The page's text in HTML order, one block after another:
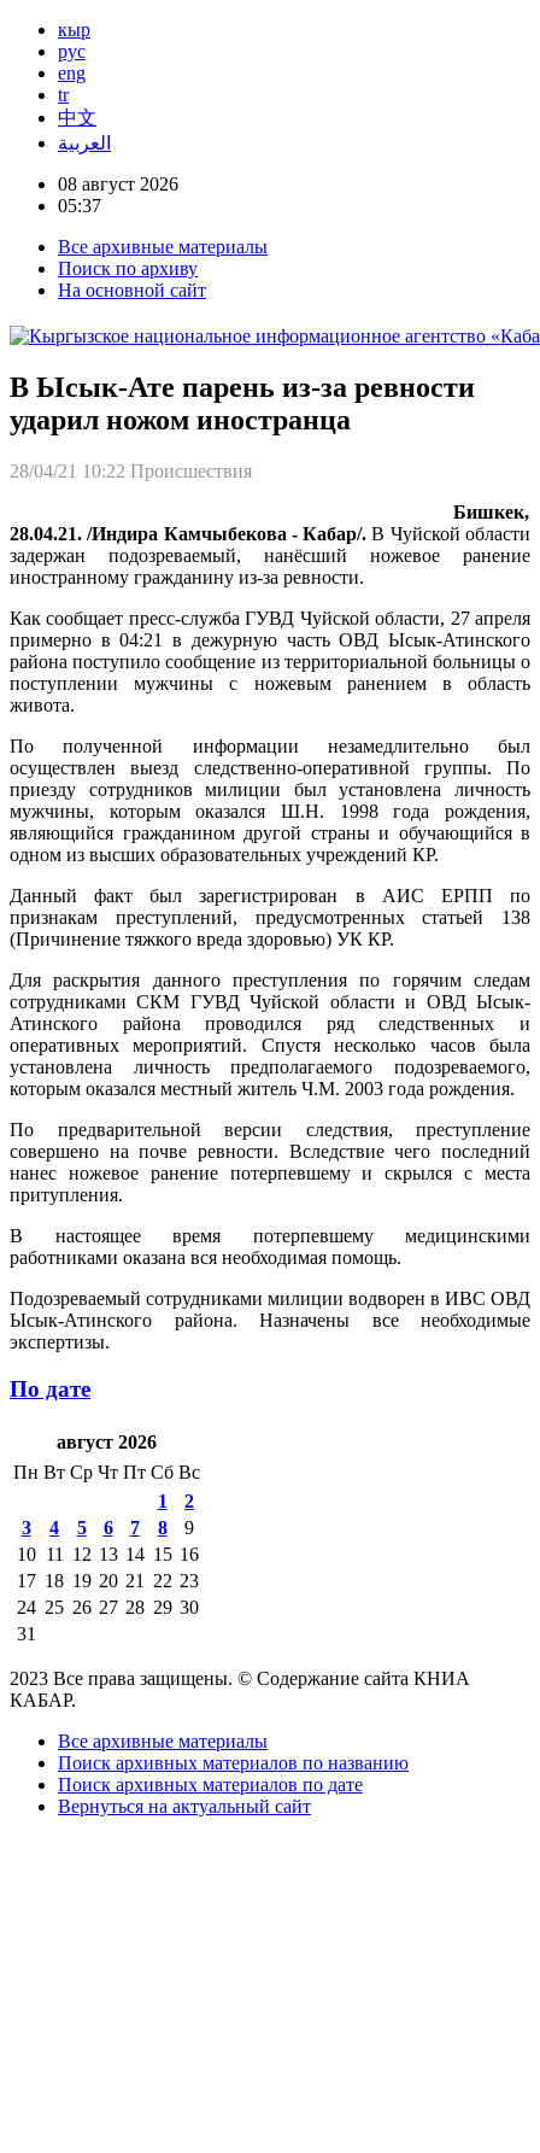
кыр
рус
eng
tr
中文
العربية
08 август 2026
05:37
Все архивные материалы
Поиск по архиву
На основной сайт
В Ысык-Ате парень из-за ревности
ударил ножом иностранца
28/04/21 10:22 Происшествия
Бишкек,
28.04.21. /Индира Камчыбекова - Кабар/. В Чуйской области
задержан подозреваемый, нанёсший ножевое ранение
иностранному гражданину из-за ревности.
Как сообщает пресс-служба ГУВД Чуйской области, 27 апреля
примерно в 04:21 в дежурную часть ОВД Ысык-Атинского
района поступило сообщение из территориальной больницы о
поступлении мужчины с ножевым ранением в область
живота.
По полученной информации незамедлительно был
осуществлен выезд следственно-оперативной группы. По
приезду сотрудников милиции был установлена личность
мужчины, которым оказался Ш.Н. 1998 года рождения,
являющийся гражданином другой страны и обучающийся в
одном из высших образовательных учреждений КР.
Данный факт был зарегистрирован в АИС ЕРПП по
признакам преступлений, предусмотренных статьей 138
(Причинение тяжкого вреда здоровью) УК КР.
Для раскрытия данного преступления по горячим следам
сотрудниками СКМ ГУВД Чуйской области и ОВД Ысык-
Атинского района проводился ряд следственных и
оперативных мероприятий. Спустя несколько часов была
установлена личность предполагаемого подозреваемого,
которым оказался местный житель Ч.М. 2003 года рождения.
По предварительной версии следствия, преступление
совершено на почве ревности. Вследствие чего последний
нанес ножевое ранение потерпевшему и скрылся с места
притупления.
В настоящее время потерпевшему медицинскими
работниками оказана вся необходимая помощь.
Подозреваемый сотрудниками милиции водворен в ИВС ОВД
Ысык-Атинского района. Назначены все необходимые
экспертизы.
По дате
август 2026
Пн Вт Ср Чт Пт Сб Вс
1
2
3
4 5 6 7 8
9
10 11 12 13 14 15 16
17 18 19 20 21 22 23
24 25 26 27 28 29 30
31
2023 Все права защищены. © Содержание сайта КНИА
КАБАР.
Все архивные материалы
Поиск архивных материалов по названию
Поиск архивных материалов по дате
Вернуться на актуальный сайт